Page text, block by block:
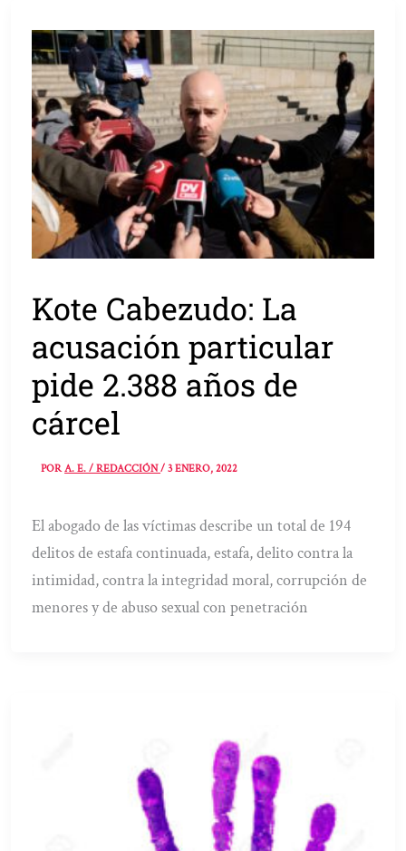
Kote Cabezudo: La
acusación particular
pide 2.388 años de
cárcel
PORA. E. / REDACCIÓN/3 ENERO, 2022
El abogado de las víctimas describe un total de 194
delitos de estafa continuada, estafa, delito contra la
intimidad, contra la integridad moral, corrupción de
menores y de abuso sexual con penetración